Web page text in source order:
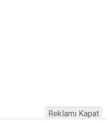
Reklamı Kapat